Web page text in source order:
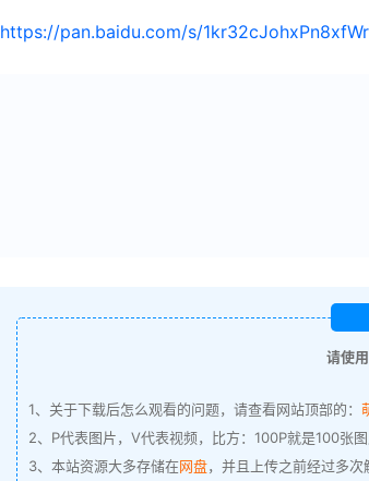
https://pan.baidu.com/s/
请使
1、关于下载后怎么观看的问题，请查看网站顶部的：
2、P代表图片，V代表视频，比方：100P就是100张图
3、本站资源大多存储在网盘，并且上传之前经过多次